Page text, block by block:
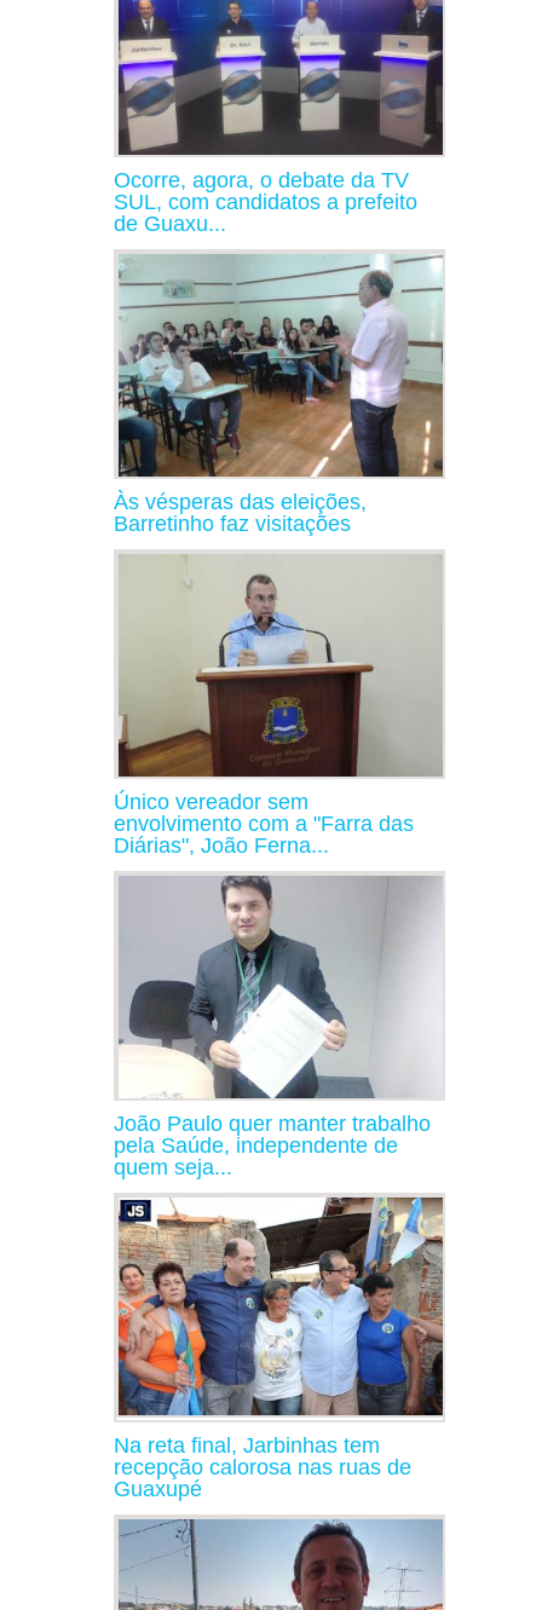
Ocorre, agora, o debate da TV
SUL, com candidatos a prefeito
de Guaxu...
Às vésperas das eleições,
Barretinho faz visitações
Único vereador sem
envolvimento com a "Farra das
Diárias", João Ferna...
João Paulo quer manter trabalho
pela Saúde, independente de
quem seja...
Na reta final, Jarbinhas tem
recepção calorosa nas ruas de
Guaxupé